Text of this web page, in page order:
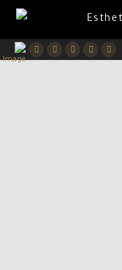
Facebook
Twitter
Instagram
Pinterest
Youtube